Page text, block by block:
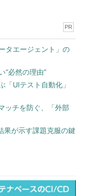
かは、該当時間帯のAWR／
どから処理の待機傾向を確
グスイッチを行おうとした
ている状態が発生している
イッチが待機している状況
ーマンス問題が発生してい
ト「log file switch
」で待機
は低めでよい。実際にパフ
処理の待機）が発生してい
時間帯のAWR/ASHや
PR
タエージェント」の
“必然の理由”
「UIテスト自動化」
ッチを防ぐ、「外部
果が示す課題克服の鍵